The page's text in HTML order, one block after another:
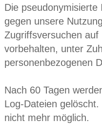
Die
gegen unsere
Zugriffsversuchen
vorbehalten, unter
personenbezogenen
Nach 60 Tagen
Log-Dateien
nicht mehr möglich.